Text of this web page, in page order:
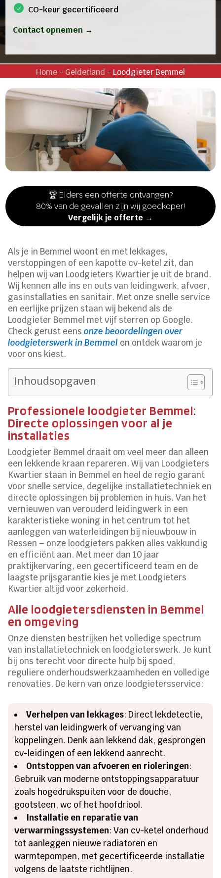
CO-keur gecertificeerd
Contact opnemen →
Home- Gelderland - Loodgieter Bemmel
🏆 Elders een offerte ontvangen?
80% van de gevallen zijn wij goedkoper!
Vergelijk je offerte →
Als je in Bemmel woont en met lekkages,
verstoppingen of een kapotte cv-ketel zit, dan
helpen wij van Loodgieters Kwartier je uit de brand.
Wij kennen alle ins en outs van leidingwerk, afvoer,
gasinstallaties en sanitair. Met onze snelle service
en eerlijke prijzen staan wij bekend als de
Loodgieter Bemmel met vijf sterren op Google.
Check gerust eensonze beoordelingen over
loodgieterswerk in Bemmel en ontdek waarom je
voor ons kiest.
Inhoudsopgaven
Professionele loodgieter Bemmel:
Directe oplossingen voor al je
installaties
Loodgieter Bemmel draait om veel meer dan alleen
een lekkende kraan repareren. Wij van Loodgieters
Kwartier staan in Bemmel en heel de regio garant
voor snelle service, degelijke installatietechniek en
directe oplossingen bij problemen in huis. Van het
vernieuwen van verouderd leidingwerk in een
karakteristieke woning in het centrum tot het
aanleggen van waterleidingen bij nieuwbouw in
Ressen – onze loodgieters pakken alles vakkundig
en efficiënt aan. Met meer dan 10 jaar
praktijkervaring, een gecertificeerd team en de
laagste prijsgarantie kies je met Loodgieters
Kwartier altijd voor zekerheid.
Alle loodgietersdiensten in Bemmel
en omgeving
Onze diensten bestrijken het volledige spectrum
van installatietechniek en loodgieterswerk. Je kunt
bij ons terecht voor directe hulp bij spoed,
reguliere onderhoudswerkzaamheden en volledige
renovaties. De kern van onze loodgietersservice:
Verhelpen van lekkages: Direct lekdetectie,
herstel van leidingwerk of vervanging van
koppelingen. Denk aan lekkend dak, gesprongen
cv-leidingen of een lekkend aanrecht.
Ontstoppen van afvoeren en rioleringen:
Gebruik van moderne ontstoppingsapparatuur
zoals hogedrukspuiten voor de douche,
gootsteen, wc of het hoofdriool.
Installatie en reparatie van
verwarmingssystemen: Van cv-ketel onderhoud
tot aanleggen nieuwe radiatoren en
warmtepompen, met gecertificeerde installatie
volgens de laatste richtlijnen.